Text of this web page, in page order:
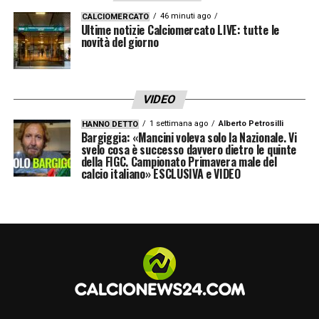
massimo, forte di una base solida e di
un’identità tattica chiara. Un elogio sincero
da parte di
maggiori punti di forza della squadra.
LA PLAYLIST DELLE NOSTRE TOP NEWS
CALCIOMERCATO 46 minuti ago
Ultime notizie Calciomercato LIVE: tutte le
novità del giorno
VIDEO
HANNO DETTO 1 settimana ago Alberto Petrosilli
Bargiggia: «Mancini voleva solo la Nazionale. Vi
svelo cosa è successo davvero dietro le quinte
della FIGC. Campionato Primavera male del
calcio italiano» ESCLUSIVA e VIDEO